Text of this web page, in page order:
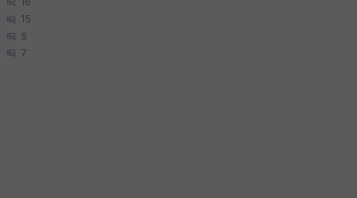
16
15
5
7